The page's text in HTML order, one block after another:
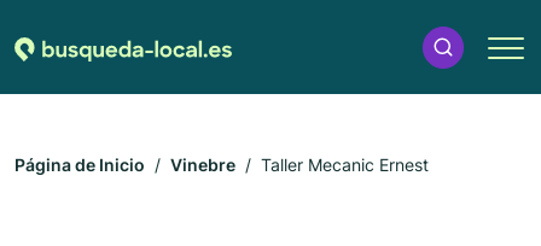
Página de Inicio Vinebre Taller Mecanic Ernest